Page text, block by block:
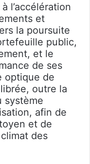
l’accélération
et
la poursuite
public,
et le
de ses
optique de
outre la
système
afin de
et de
des